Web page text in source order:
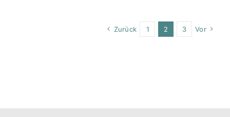
Zurück 1 2 3 Vor